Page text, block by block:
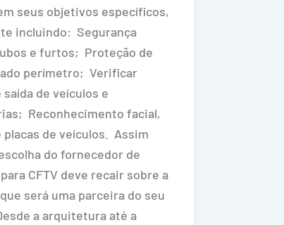
seus objetivos específicos,
incluindo: Segurança
e furtos; Proteção de
perímetro; Verificar
de veículos e
Reconhecimento facial,
placas de veículos. Assim
do fornecedor de
CFTV deve recair sobre a
será uma parceira do seu
a arquitetura até a